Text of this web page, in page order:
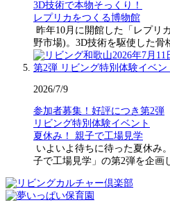
3D技術で本物そっくり！
レプリカをつくる博物館
昨年10月に開館した「レプリ
野市場)。3D技術を駆使した骨
2026/7/9
参加者募集！好評につき第2弾
リビング特別体験イベント
夏休み！ 親子で工場見学
いよいよ待ちに待った夏休み
子で工場見学」の第2弾を企画